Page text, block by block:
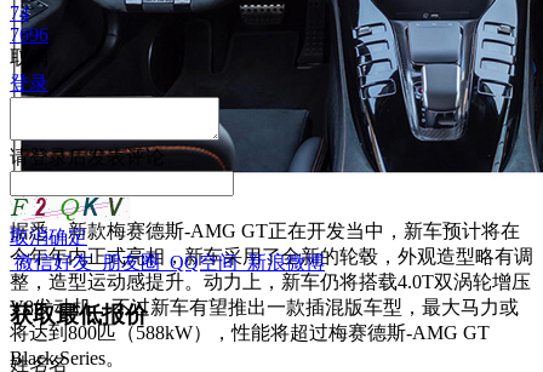
据悉，新款梅赛德斯-AMG GT正在开发当中，新车预计将在
今年年内正式亮相，新车采用了全新的轮毂，外观造型略有调
整，造型运动感提升。动力上，新车仍将搭载4.0T双涡轮增压
V8发动机，不过新车有望推出一款插混版车型，最大马力或
将达到800匹（588kW），性能将超过梅赛德斯-AMG GT
Black Series。
74
7696
取消
登录
请登录后发表评论
取消确定
微信好友 朋友圈 QQ空间 新浪微博
获取最低报价
姓名名